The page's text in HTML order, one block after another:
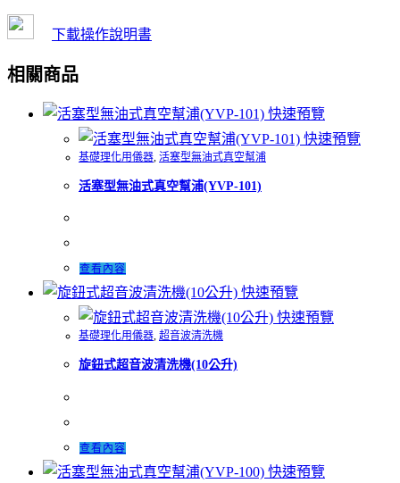
下載操作說明書
相關商品
快速預覽
快速預覽
基礎理化用儀器, 活塞型無油式真空幫浦
活塞型無油式真空幫浦(YVP-101)
查看內容
快速預覽
快速預覽
基礎理化用儀器, 超音波清洗機
旋鈕式超音波清洗機(10公升)
查看內容
快速預覽